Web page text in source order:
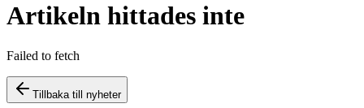
Artikeln hittades inte
Failed to fetch
Tillbaka till nyheter